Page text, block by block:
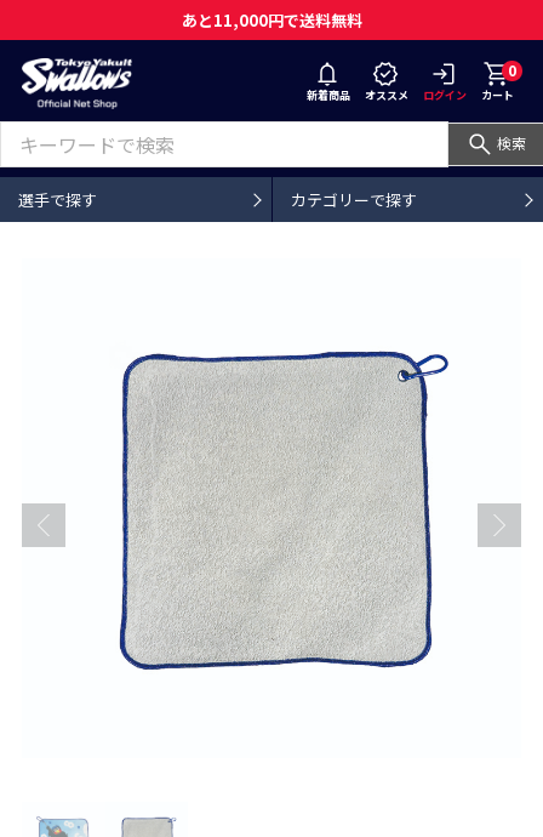
あと11,000円で送料無料
新着商品 オススメ ログイン
0
カート
検索
選手で探す カテゴリーで探す